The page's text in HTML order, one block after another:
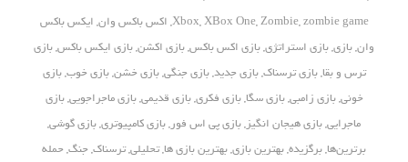
Xbox,XBox One,Zombie,zombie game
, اکس باکس وان, ایکس باکس
وان,بازی,بازی استراتژی,بازی اکس باکس,بازی اکشن,بازی ایکس باکس,بازی
ترس و بقا,بازی ترسناک,بازی جدید,بازی جنگی,بازی خشن,بازی خوب,بازی
خونی,بازی زامبی,بازی سگا,بازی فکری,بازی قدیمی,بازی ماجراجویی,بازی
ماجرایی,بازی هیجان انگیز,بازی پی اس فور,بازی کامپیوتری,بازی گوشی,
برترین‌ها,برگزیده,بهترین بازی,بهترین بازی ها,تحلیلی,ترسناک,جنگ,حمله